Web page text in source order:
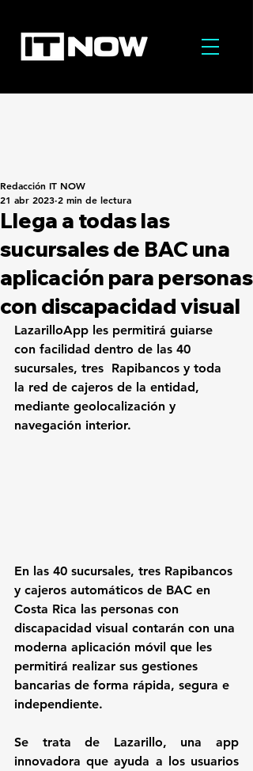
Llega a todas las
sucursales de BAC una
aplicación para personas
con discapacidad visual
Redacción IT NOW
21 abr 2023 2 min de lectura
LazarilloApp les permitirá guiarse
con facilidad dentro de las 40
sucursales, tres  Rapibancos y toda
la red de cajeros de la entidad,
mediante geolocalización y
navegación interior.
En las 40 sucursales, tres Rapibancos
y cajeros automáticos de BAC en
Costa Rica las personas con
discapacidad visual contarán con una
moderna aplicación móvil que les
permitirá realizar sus gestiones
bancarias de forma rápida, segura e
independiente.
Se trata de Lazarillo, una app
innovadora que ayuda a los usuarios